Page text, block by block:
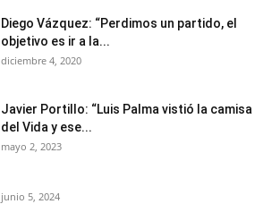
Diego Vázquez: “Perdimos un partido, el
objetivo es ir a la...
diciembre 4, 2020
Javier Portillo: “Luis Palma vistió la camisa
del Vida y ese...
mayo 2, 2023
junio 5, 2024